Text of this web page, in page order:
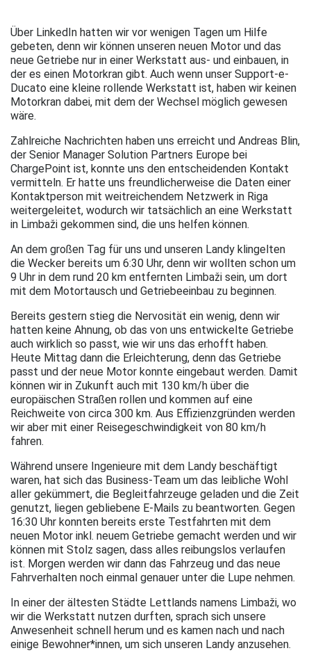
Über LinkedIn hatten wir vor wenigen Tagen um Hilfe
gebeten, denn wir können unseren neuen Motor und das
neue Getriebe nur in einer Werkstatt aus- und einbauen, in
der es einen Motorkran gibt. Auch wenn unser Support-e-
Ducato eine kleine rollende Werkstatt ist, haben wir keinen
Motorkran dabei, mit dem der Wechsel möglich gewesen
wäre.
Zahlreiche Nachrichten haben uns erreicht und Andreas Blin,
der Senior Manager Solution Partners Europe bei
ChargePoint ist, konnte uns den entscheidenden Kontakt
vermitteln. Er hatte uns freundlicherweise die Daten einer
Kontaktperson mit weitreichendem Netzwerk in Riga
weitergeleitet, wodurch wir tatsächlich an eine Werkstatt
in Limbaži gekommen sind, die uns helfen können.
An dem großen Tag für uns und unseren Landy klingelten
die Wecker bereits um 6:30 Uhr, denn wir wollten schon um
9 Uhr in dem rund 20 km entfernten Limbaži sein, um dort
mit dem Motortausch und Getriebeeinbau zu beginnen.
Bereits gestern stieg die Nervosität ein wenig, denn wir
hatten keine Ahnung, ob das von uns entwickelte Getriebe
auch wirklich so passt, wie wir uns das erhofft haben.
Heute Mittag dann die Erleichterung, denn das Getriebe
passt und der neue Motor konnte eingebaut werden. Damit
können wir in Zukunft auch mit 130 km/h über die
europäischen Straßen rollen und kommen auf eine
Reichweite von circa 300 km. Aus Effizienzgründen werden
wir aber mit einer Reisegeschwindigkeit von 80 km/h
fahren.
Während unsere Ingenieure mit dem Landy beschäftigt
waren, hat sich das Business-Team um das leibliche Wohl
aller gekümmert, die Begleitfahrzeuge geladen und die Zeit
genutzt, liegen gebliebene E-Mails zu beantworten. Gegen
16:30 Uhr konnten bereits erste Testfahrten mit dem
neuen Motor inkl. neuem Getriebe gemacht werden und wir
können mit Stolz sagen, dass alles reibungslos verlaufen
ist. Morgen werden wir dann das Fahrzeug und das neue
Fahrverhalten noch einmal genauer unter die Lupe nehmen.
In einer der ältesten Städte Lettlands namens Limbaži, wo
wir die Werkstatt nutzen durften, sprach sich unsere
Anwesenheit schnell herum und es kamen nach und nach
einige Bewohner*innen, um sich unseren Landy anzusehen.